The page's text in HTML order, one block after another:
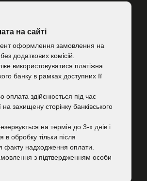
на сайті
оформлення замовлення на
додаткових комісій.
використовуватися платіжна
банку в рамках доступних її
оплата здійснюється під час
на захищену сторінку банківського
на термін до 3-х днів і
в обробку тільки після
факту надходження оплати.
з підтвердженням особи